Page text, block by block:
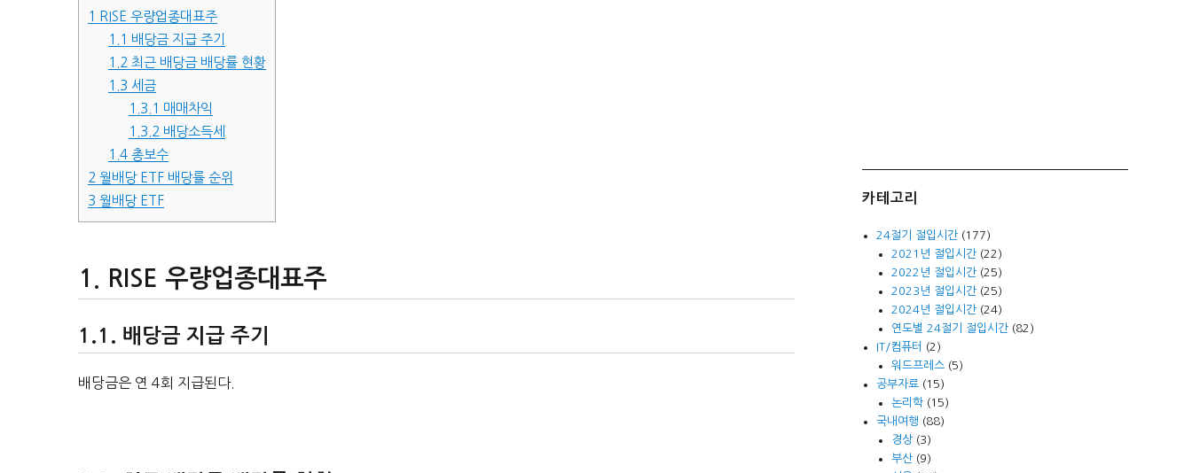
1
RISE 우량업종대표주
1.1 배당금 지급 주기
1.2 최근 배당금 배당률 현황
1.3 세금
1.3.1 매매차익
1.3.2 배당소득세
1.4총보수
2 월배당 ETF 배당률 순위
3 월배당 ETF
RISE 우량업종대표주
배당금 지급 주기
배당금은 연 4회 지급된다.
카테고리
24절기 절입시간 (177)
2021년 절입시간(22)
2022년 절입시간(25)
2023년 절입시간(25)
2024년 절입시간(24)
연도별 24절기 절입시간(82)
IT/컴퓨터
(2)
워드프레스(5)
공부자료 (15)
논리학(15)
국내여행 (88)
경상(3)
부산(9)